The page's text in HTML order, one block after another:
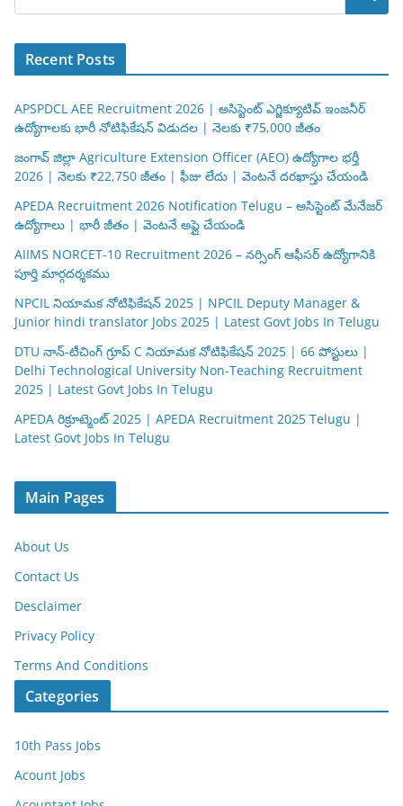
Recent Posts
APSPDCL AEE Recruitment 2026 | అసిస్టెంట్ ఎగ్జిక్యూటివ్ ఇంజనీర్
ఉద్యోగాలకు భారీ నోటిఫికేషన్ విడుదల | నెలకు ₹75,000 జీతం
జంగావ్ జిల్లా Agriculture Extension Officer (AEO) ఉద్యోగాల భర్తీ
2026 | నెలకు ₹22,750 జీతం | ఫీజు లేదు | వెంటనే దరఖాస్తు చేయండి
APEDA Recruitment 2026 Notification Telugu – అసిస్టెంట్ మేనేజర్
ఉద్యోగాలు | భారీ జీతం | వెంటనే అప్లై చేయండి
AIIMS NORCET-10 Recruitment 2026 – నర్సింగ్ ఆఫీసర్ ఉద్యోగానికి
పూర్తి మార్గదర్శకము
NPCIL నియామక నోటిఫికేషన్ 2025 | NPCIL Deputy Manager &
Junior hindi translator Jobs 2025 | Latest Govt Jobs In Telugu
DTU నాన్-టీచింగ్ గ్రూప్ C నియామక నోటిఫికేషన్ 2025 | 66 పోస్టులు |
Delhi Technological University Non-Teaching Recruitment
2025 | Latest Govt Jobs In Telugu
APEDA రిక్రూట్మెంట్ 2025 | APEDA Recruitment 2025 Telugu |
Latest Govt Jobs In Telugu
Main Pages
About Us
Contact Us
Desclaimer
Privacy Policy
Terms And Conditions
Categories
10th Pass Jobs
Acount Jobs